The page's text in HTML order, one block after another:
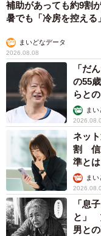
補助があっても約9割
暑でも「冷房を控える
まいどなデータ
2026.08.08
「だ
の55
らと
まい
ネッ
割 信
準とは
ま
「息
と」
男と